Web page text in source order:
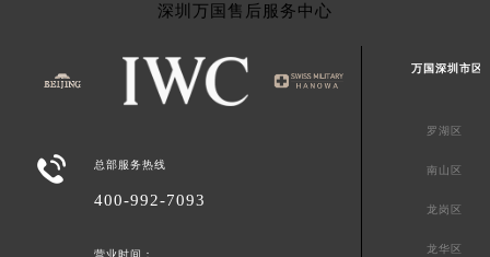
深圳万国售后服务中心
 总部服务热线
400-992-7093
营业时间：
万国深圳市区
罗湖区
南山区
龙岗区
龙华区